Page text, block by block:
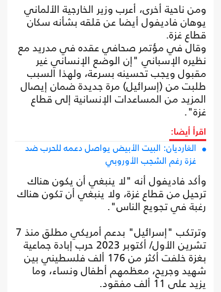
ومن ناحية أخرى، أعرب وزير الخارجية الألماني
يوهان فاديفول أيضا عن قلقه بشأنه سكان
قطاع غزة.
وقال في مؤتمر صحافي عقده في مدريد مع
نظيره الإسباني "إن الوضع الإنساني غير
مقبول ويجب تحسينه بسرعة، ولهذا السبب
طلبت من (إسرائيل) مرة جديدة ضمان إيصال
المزيد من المساعدات الإنسانية إلى قطاع
غزة".
اقرأ أيضا:
الغارديان: البيت الأبيض يواصل دعمه للحرب ضد
غزة رغم الشجب الأوروبي
وأكد فاديفول أنه "لا ينبغي أن يكون هناك
ترحيل من قطاع غزة، ولا ينبغي أن تكون هناك
رغبة في تجويع الناس".
وترتكب "إسرائيل" بدعم أمريكي مطلق منذ 7
تشرين الأول/ أكتوبر 2023 حرب إبادة جماعية
بغزة خلفت أكثر من 176 ألف فلسطيني بين
شهيد وجريح، معظمهم أطفال ونساء، وما
يزيد على 11 ألف مفقود.